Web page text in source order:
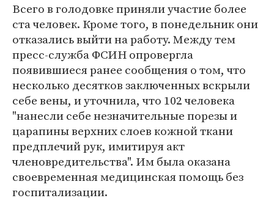
Всего в голодовке приняли участие более
ста человек. Кроме того, в понедельник они
отказались выйти на работу. Между тем
пресс-служба ФСИН опровергла
появившиеся ранее сообщения о том, что
несколько десятков заключенных вскрыли
себе вены, и уточнила, что 102 человека
"нанесли себе незначительные порезы и
царапины верхних слоев кожной ткани
предплечий рук, имитируя акт
членовредительства". Им была оказана
своевременная медицинская помощь без
госпитализации.